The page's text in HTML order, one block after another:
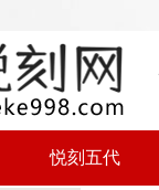
悦刻五代